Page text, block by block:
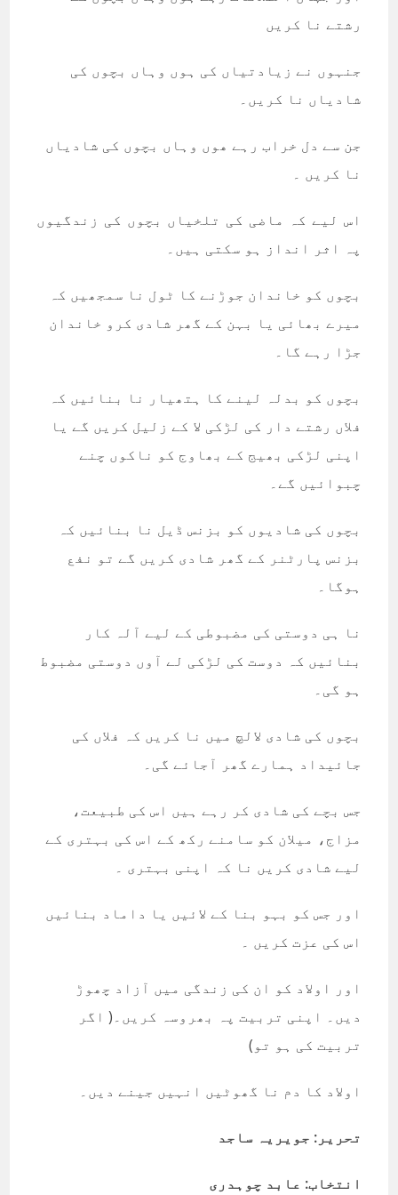
رشتے نا کریں
جنہوں نے زیادتیاں کی ہوں وہاں بچوں کی
شادیاں نا کریں۔
جن سے دل خراب رہے ھوں وہاں بچوں کی شادیاں
نا کریں ۔
اس لیے کہ ماضی کی تلخیاں بچوں کی زندگیوں
پہ اثر انداز ہو سکتی ہیں۔
بچوں کو خاندان جوڑنے کا ٹول نا سمجھیں کہ
میرے بھائی یا بہن کے گھر شادی کرو خاندان
جڑا رہے گا۔
بچوں کو بدلہ لینے کا ہتھیار نا بنائیں کہ
فلاں رشتے دار کی لڑکی لا کے زلیل کریں گے یا
اپنی لڑکی بھیج کے بھاوج کو ناکوں چنے
چبوائیں گے۔
بچوں کی شادیوں کو بزنس ڈیل نا بنائیں کہ
بزنس پارٹنر کے گھر شادی کریں گے تو نفع
ہوگا۔
نا ہی دوستی کی مضبوطی کے لیے آلہ کار
بنائیں کہ دوست کی لڑکی لے آوں دوستی مضبوط
ہو گی۔
بچوں کی شادی لالچ میں نا کریں کہ فلاں کی
جائیداد ہمارے گھر آجائے گی۔
جس بچے کی شادی کر رہے ہیں اس کی طبیعت،
مزاج، میلان کو سامنے رکھ کے اس کی بہتری کے
لیے شادی کریں نا کہ اپنی بہتری ۔
اور جس کو بہو بنا کے لائیں یا داماد بنائیں
اس کی عزت کریں ۔
اور اولاد کو ان کی زندگی میں آزاد چھوڑ
دیں۔ اپنی تربیت پہ بھروسہ کریں۔( اگر
تربیت کی ہو تو)
اولاد کا دم نا گھوٹیں انہیں جینے دیں۔
تحریر: جویریہ ساجد
انتخاب: عابد چوہدری